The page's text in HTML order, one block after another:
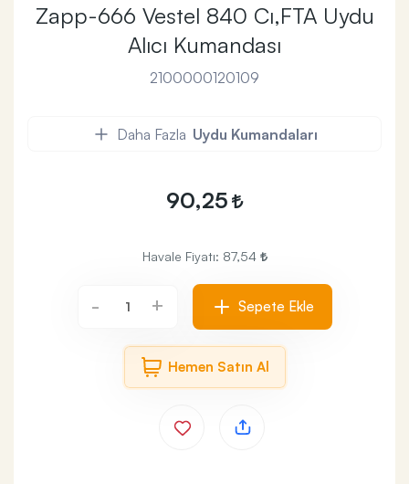
Zapp-666 Vestel 840 Cı,FTA Uydu
Alıcı Kumandası
2100000120109
Daha Fazla Uydu Kumandaları
90,25
Havale Fiyatı: 87,54
- + Sepete Ekle
Hemen Satın Al